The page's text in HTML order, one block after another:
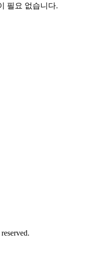
필요 없습니다.